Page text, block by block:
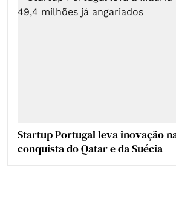
Startup Portugal leva inovação
conquista do Qatar e da Suécia